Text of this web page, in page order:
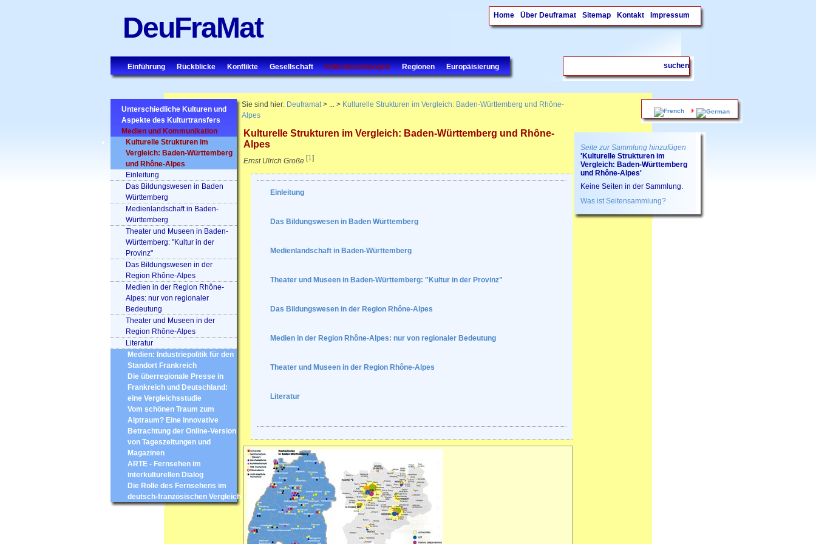
Home Über Deuframat Sitemap Kontakt Impressum
DeuFraMat
Einführung Rückblicke Konflikte Gesellschaft Kulturbeziehungen Regionen Europäisierung
.
Unterschiedliche Kulturen und
Aspekte des Kulturtransfers
Medien und Kommunikation
Kulturelle Strukturen im
Vergleich: Baden-Württemberg
und Rhône-Alpes
Einleitung
Das Bildungswesen in Baden
Württemberg
Medienlandschaft in Baden-
Württemberg
Theater und Museen in Baden-
Württemberg: "Kultur in der
Provinz"
Das Bildungswesen in der
Region Rhône-Alpes
Medien in der Region Rhône-
Alpes: nur von regionaler
Bedeutung
Theater und Museen in der
Region Rhône-Alpes
Literatur
Medien: Industriepolitik für den
Standort Frankreich
Die überregionale Presse in
Frankreich und Deutschland:
eine Vergleichsstudie
Vom schönen Traum zum
Alptraum? Eine innovative
Betrachtung der Online-Version
von Tageszeitungen und
Magazinen
ARTE - Fernsehen im
interkulturellen Dialog
Die Rolle des Fernsehens im
deutsch-französischen Vergleich
Seite zur Sammlung hinzufügen
'Kulturelle Strukturen im
Vergleich: Baden-Württemberg
und Rhône-Alpes'
Keine Seiten in der Sammlung.
Was ist Seitensammlung?
Sie sind hier: Deuframat> ... > Kulturelle Strukturen im Vergleich: Baden-Württemberg und Rhône-
Alpes
Kulturelle Strukturen im Vergleich: Baden-Württemberg und Rhône-
Alpes
Ernst Ulrich Große [1]
Einleitung
Das Bildungswesen in Baden Württemberg
Medienlandschaft in Baden-Württemberg
Theater und Museen in Baden-Württemberg: "Kultur in der Provinz"
Das Bildungswesen in der Region Rhône-Alpes
Medien in der Region Rhône-Alpes: nur von regionaler Bedeutung
Theater und Museen in der Region Rhône-Alpes
Literatur